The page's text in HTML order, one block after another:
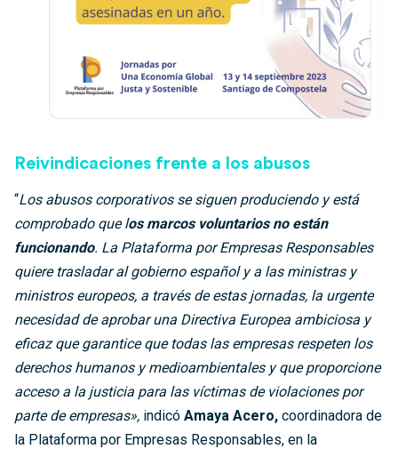
Reivindicaciones frente a los abusos
“Los abusos corporativos se siguen produciendo y está
comprobado que los marcos voluntarios no están
funcionando. La Plataforma por Empresas Responsables
quiere trasladar al gobierno español y a las ministras y
ministros europeos, a través de estas jornadas, la urgente
necesidad de aprobar una Directiva Europea ambiciosa y
eficaz que garantice que todas las empresas respeten los
derechos humanos y medioambientales y que proporcione
acceso a la justicia para las víctimas de violaciones por
parte de empresas», indicó Amaya Acero, coordinadora de
la Plataforma por Empresas Responsables, en la